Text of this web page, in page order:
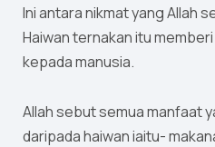
Ini antara nikmat yang Allah
Haiwan ternakan itu
kepada manusia.
Allah sebut semua manfaat
daripada haiwan iaitu-